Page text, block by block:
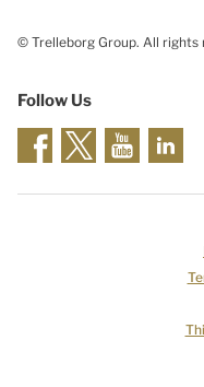
© Trelleborg Group. All rights
Follow Us